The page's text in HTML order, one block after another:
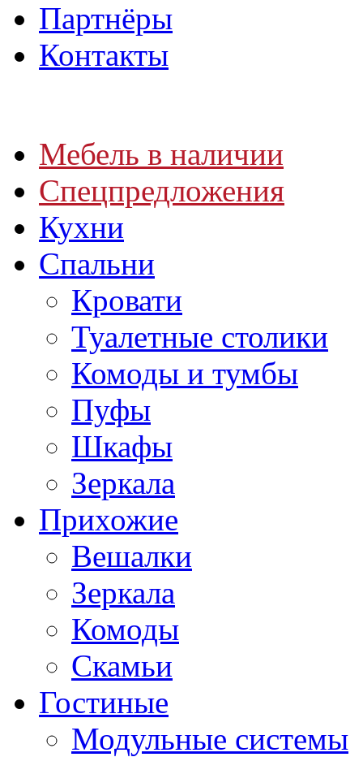
Партнёры
Контакты
Мебель в наличии
Спецпредложения
Кухни
Спальни
Кровати
Туалетные столики
Комоды и тумбы
Пуфы
Шкафы
Зеркала
Прихожие
Вешалки
Зеркала
Комоды
Скамьи
Гостиные
Модульные системы